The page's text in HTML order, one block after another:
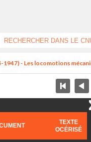
1947) - Les locomotions
TEXTE
OCÉRISÉ